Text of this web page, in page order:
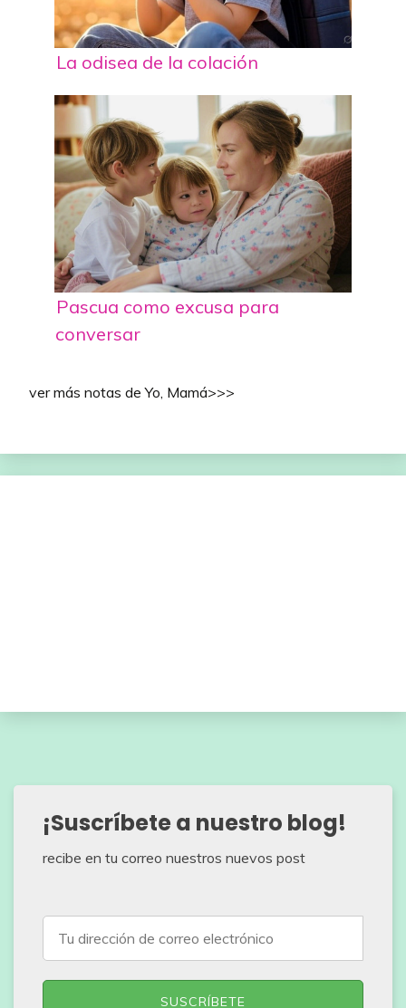
La odisea de la colación
Pascua como excusa para
conversar
ver más notas de Yo, Mamá>>>
¡Suscríbete a nuestro blog!
recibe en tu correo nuestros nuevos post